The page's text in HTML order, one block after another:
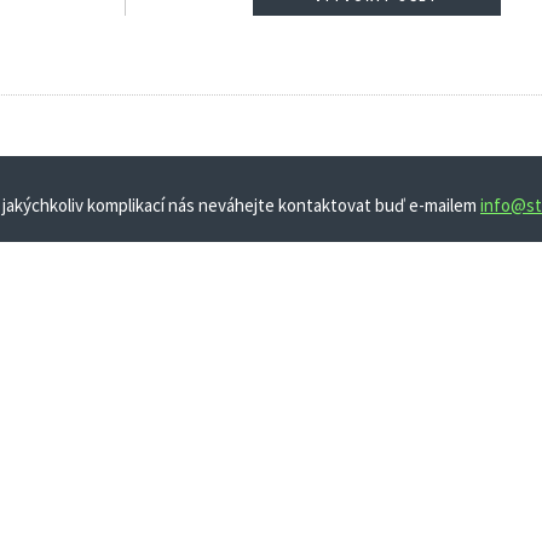
jakýchkoliv komplikací nás neváhejte kontaktovat buď e-mailem